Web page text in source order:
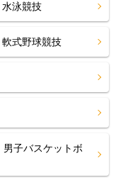
泳競技
式野球競技
子バスケットボ